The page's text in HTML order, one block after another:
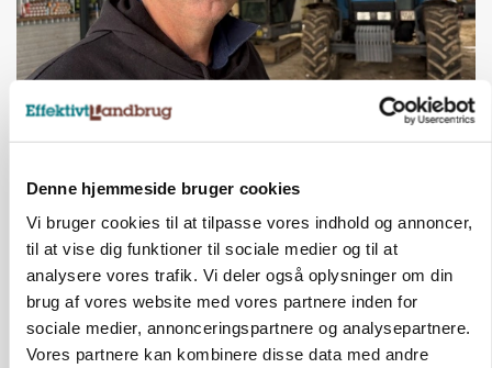
Denne hjemmeside bruger cookies
Vi bruger cookies til at tilpasse vores indhold og annoncer,
til at vise dig funktioner til sociale medier og til at
analysere vores trafik. Vi deler også oplysninger om din
brug af vores website med vores partnere inden for
sociale medier, annonceringspartnere og analysepartnere.
Vores partnere kan kombinere disse data med andre
POLITIK
Annonce
KVÆG
Snart kan man søge tilskud til naturprojekter
Annonce